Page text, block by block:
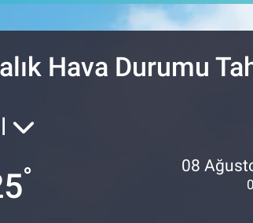
%0.03
Hava Durumu
° 08